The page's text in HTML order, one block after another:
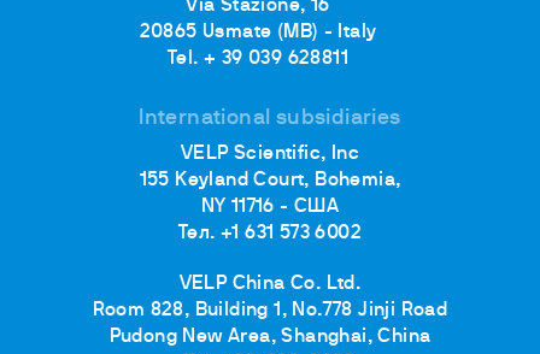
Via Stazione, 16
20865 Usmate (MB) - Italy
Tel. + 39 039 628811
International subsidiaries
VELP Scientific, Inc
155 Keyland Court, Bohemia,
NY 11716 - США
Тел. +1 631 573 6002
VELP China Co. Ltd.
Room 828, Building 1, No.778 Jinji Road
Pudong New Area, Shanghai, China